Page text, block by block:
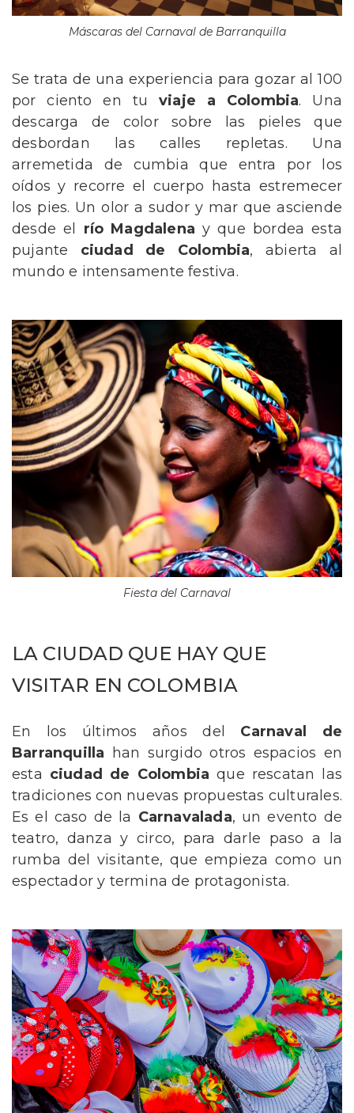
Máscaras del Carnaval de Barranquilla
Se trata de una experiencia para gozar al 100
por ciento en tu viaje a Colombia. Una
descarga de color sobre las pieles que
desbordan las calles repletas. Una
arremetida de cumbia que entra por los
oídos y recorre el cuerpo hasta estremecer
los pies. Un olor a sudor y mar que asciende
desde el río Magdalena y que bordea esta
pujante ciudad de Colombia, abierta al
mundo e intensamente festiva.
Fiesta del Carnaval
LA CIUDAD QUE HAY QUE
VISITAR EN COLOMBIA
En los últimos años del Carnaval de
Barranquilla han surgido otros espacios en
esta ciudad de Colombia que rescatan las
tradiciones con nuevas propuestas culturales.
Es el caso de la Carnavalada, un evento de
teatro, danza y circo, para darle paso a la
rumba del visitante, que empieza como un
espectador y termina de protagonista.